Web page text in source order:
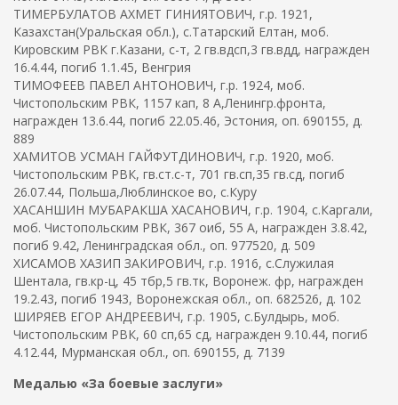
ТИМЕРБУЛАТОВ АХМЕТ ГИНИЯТОВИЧ, г.р. 1921,
Казахстан(Уральская обл.), с.Татарский Елтан, моб.
Кировским РВК г.Казани, с-т, 2 гв.вдсп,3 гв.вдд, награжден
16.4.44, погиб 1.1.45, Венгрия
ТИМОФЕЕВ ПАВЕЛ АНТОНОВИЧ, г.р. 1924, моб.
Чистопольским РВК, 1157 кап, 8 А,Ленингр.фронта,
награжден 13.6.44, погиб 22.05.46, Эстония, оп. 690155, д.
889
ХАМИТОВ УСМАН ГАЙФУТДИНОВИЧ, г.р. 1920, моб.
Чистопольским РВК, гв.ст.с-т, 701 гв.сп,35 гв.сд, погиб
26.07.44, Польша,Люблинское во, с.Куру
ХАСАНШИН МУБАРАКША ХАСАНОВИЧ, г.р. 1904, с.Каргали,
моб. Чистопольским РВК, 367 оиб, 55 А, награжден 3.8.42,
погиб 9.42, Ленинградская обл., оп. 977520, д. 509
ХИСАМОВ ХАЗИП ЗАКИРОВИЧ, г.р. 1916, с.Служилая
Шентала, гв.кр-ц, 45 тбр,5 гв.тк, Воронеж. фр, награжден
19.2.43, погиб 1943, Воронежская обл., оп. 682526, д. 102
ШИРЯЕВ ЕГОР АНДРЕЕВИЧ, г.р. 1905, с.Булдырь, моб.
Чистопольским РВК, 60 сп,65 сд, награжден 9.10.44, погиб
4.12.44, Мурманская обл., оп. 690155, д. 7139
Медалью «За боевые заслуги»